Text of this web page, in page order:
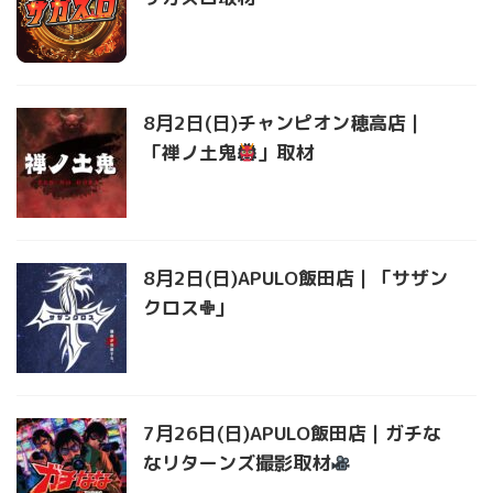
8月2日(日)チャンピオン穂高店｜
「禅ノ土鬼
」取材
8月2日(日)APULO飯田店｜「サザン
クロス✙」
7月26日(日)APULO飯田店｜ガチな
なリターンズ撮影取材